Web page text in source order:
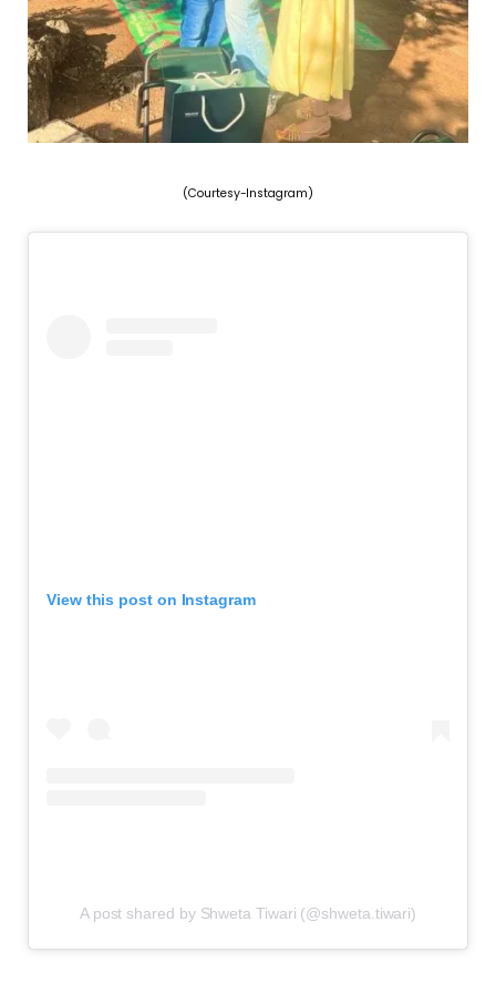
(Courtesy-Instagram)
View this post on Instagram
A post shared by Shweta Tiwari (@shweta.tiwari)